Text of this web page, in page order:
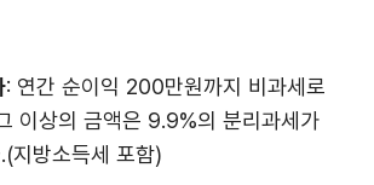
: 연간 순이익 200만원까지 비과세로
이상의 금액은 9.9%의 분리과세가
지방소득세 포함)